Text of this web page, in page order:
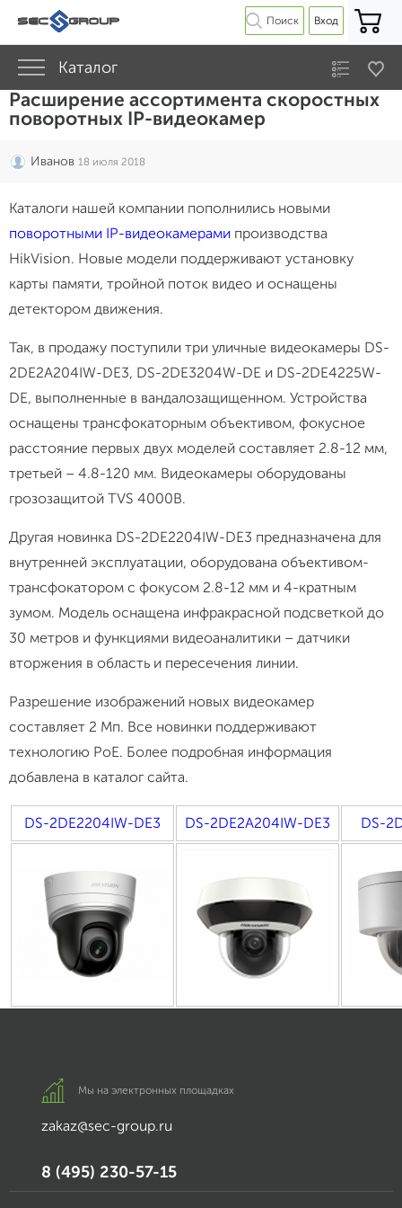
Поиск Вход
Каталог
Расширение ассортимента скоростных
поворотных IP-видеокамер
Иванов 18 июля 2018
Каталоги нашей компании пополнились новыми
поворотными IP-видеокамерами производства
HikVision. Новые модели поддерживают установку
карты памяти, тройной поток видео и оснащены
детектором движения.
Так, в продажу поступили три уличные видеокамеры DS-
2DE2A204IW-DE3, DS-2DE3204W-DE и DS-2DE4225W-
DE, выполненные в вандалозащищенном. Устройства
оснащены трансфокаторным объективом, фокусное
расстояние первых двух моделей составляет 2.8-12 мм,
третьей – 4.8-120 мм. Видеокамеры оборудованы
грозозащитой TVS 4000B.
Другая новинка DS-2DE2204IW-DE3 предназначена для
внутренней эксплуатации, оборудована объективом-
трансфокатором с фокусом 2.8-12 мм и 4-кратным
зумом. Модель оснащена инфракрасной подсветкой до
30 метров и функциями видеоаналитики – датчики
вторжения в область и пересечения линии.
Разрешение изображений новых видеокамер
составляет 2 Мп. Все новинки поддерживают
технологию PoE. Более подробная информация
добавлена в каталог сайта.
DS-2DE2204IW-DE3 DS-2DE2A204IW-DE3 DS-
Мы на электронных площадках
zakaz@sec-group.ru
8 (495) 230-57-15